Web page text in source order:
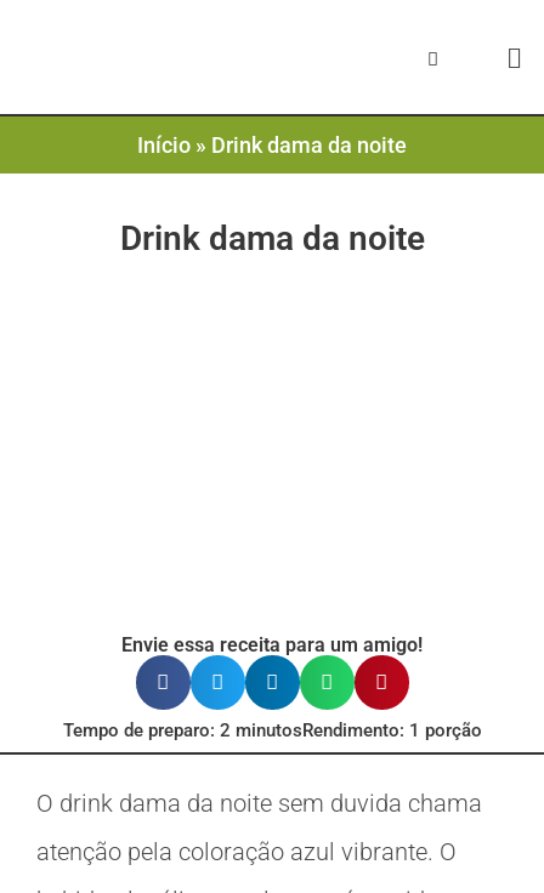
Início » Drink dama da noite
Drink dama da noite
Envie essa receita para um amigo!
Tempo de preparo: 2 minutosRendimento: 1 porção
O drink dama da noite sem duvida chama
atenção pela coloração azul vibrante. O